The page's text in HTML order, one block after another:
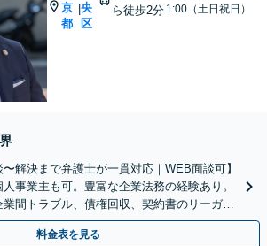
京
都
|央
区
ら徒歩2分 1:00（土日祝日）
〜解決まで弁護士が一貫対応｜WEB面談可】
事業主も可。豊富な企業法務の経験あり。
間トラブル、債権回収、契約書のリーガル
す【宝町・銀座】
料金表を見る